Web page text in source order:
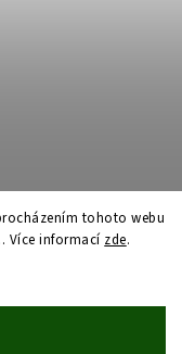
tohoto webu
Více informací zde.
práva vyhrazena.